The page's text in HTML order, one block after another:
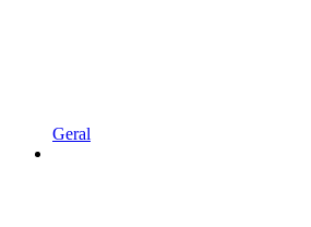
Geral